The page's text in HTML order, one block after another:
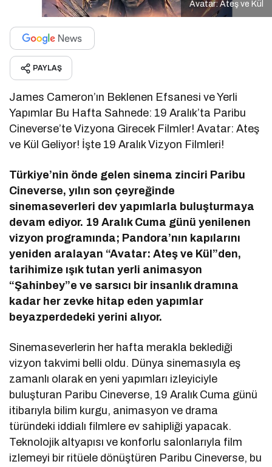
Avatar: Ateş ve Kül
PAYLAŞ
James Cameron’ın Beklenen Efsanesi ve Yerli
Yapımlar Bu Hafta Sahnede: 19 Aralık’ta Paribu
Cineverse’te Vizyona Girecek Filmler! Avatar: Ateş
ve Kül Geliyor! İşte 19 Aralık Vizyon Filmleri!
Türkiye’nin önde gelen sinema zinciri Paribu
Cineverse, yılın son çeyreğinde
sinemaseverleri dev yapımlarla buluşturmaya
devam ediyor. 19 Aralık Cuma günü yenilenen
vizyon programında; Pandora’nın kapılarını
yeniden aralayan “Avatar: Ateş ve Kül”den,
tarihimize ışık tutan yerli animasyon
“Şahinbey”e ve sarsıcı bir insanlık dramına
kadar her zevke hitap eden yapımlar
beyazperdedeki yerini alıyor.
Sinemaseverlerin her hafta merakla beklediği
vizyon takvimi belli oldu. Dünya sinemasıyla eş
zamanlı olarak en yeni yapımları izleyiciyle
buluşturan Paribu Cineverse, 19 Aralık Cuma günü
itibarıyla bilim kurgu, animasyon ve drama
türündeki iddialı filmlere ev sahipliği yapacak.
Teknolojik altyapısı ve konforlu salonlarıyla film
izlemeyi bir ritüele dönüştüren Paribu Cineverse, bu